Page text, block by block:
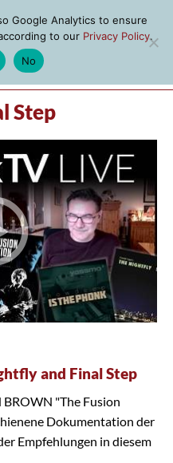
Step
and Final Step
"The Fusion
Dokumentation der
Empfehlungen in diesem
Google Analytics to ensure
to our Privacy Policy.
No